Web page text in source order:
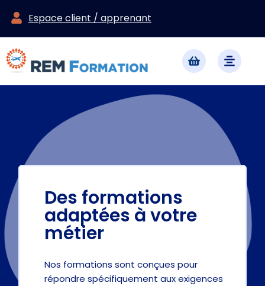
Espace client / apprenant
Des formations
adaptées à votre
métier
Nos formations sont conçues pour
répondre spécifiquement aux exigences